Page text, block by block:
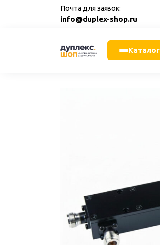
Почта для заявок:
info@duplex-shop.ru
Каталог